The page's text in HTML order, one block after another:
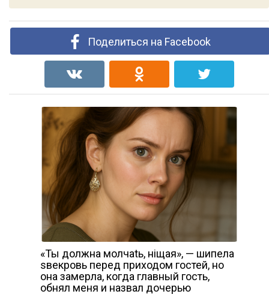
Поделиться на Facebook
«Ты должна молчаtь, нiщая», — шипела
sвекровь перед приходом гостей, но
она замерла, когда главный гость,
обнял меня и назвал дочерью